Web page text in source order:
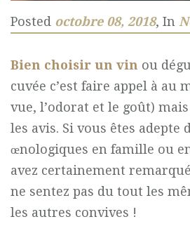
Posted octobre 08, 2018, In
Bien choisir un vin ou
cuvée c’est faire appel à au
vue, l’odorat et le goût)
les avis. Si vous êtes adepte
œnologiques en famille ou
avez certainement
ne sentez pas du tout les
les autres convives !